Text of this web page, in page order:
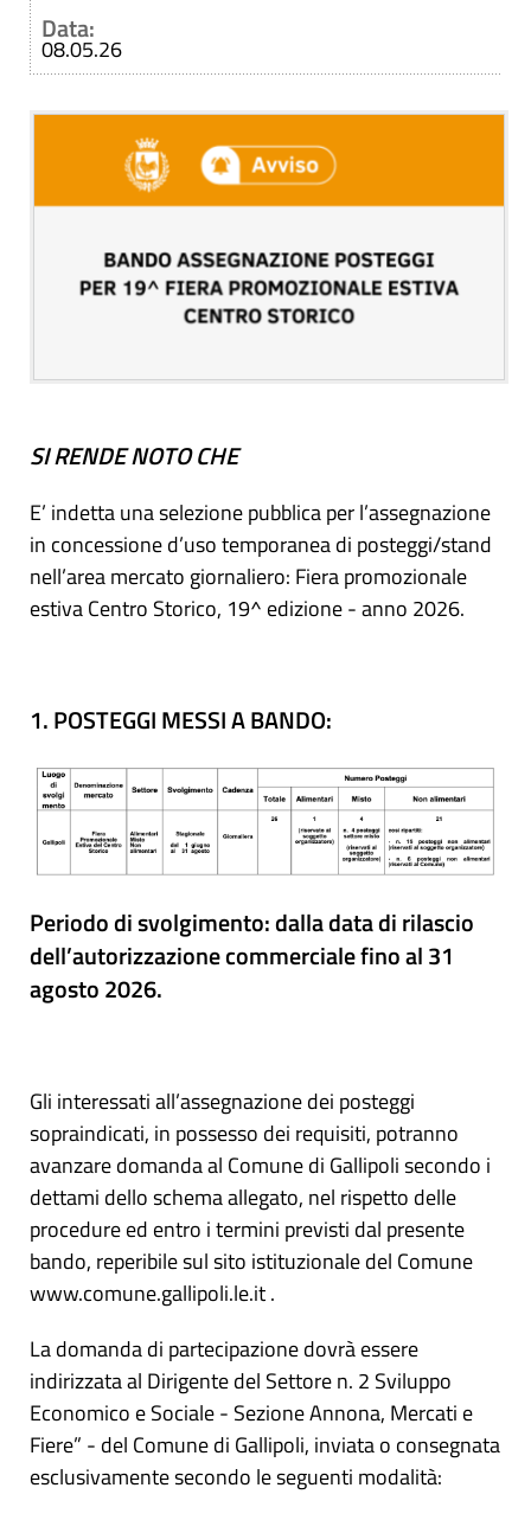
Data:
08.05.26
SI RENDE NOTO CHE
E’ indetta una selezione pubblica per l’assegnazione
in concessione d’uso temporanea di posteggi/stand
nell’area mercato giornaliero: Fiera promozionale
estiva Centro Storico, 19^ edizione - anno 2026.
1. POSTEGGI MESSI A BANDO:
Periodo di svolgimento: dalla data di rilascio
dell’autorizzazione commerciale fino al 31
agosto 2026.
Gli interessati all’assegnazione dei posteggi
sopraindicati, in possesso dei requisiti, potranno
avanzare domanda al Comune di Gallipoli secondo i
dettami dello schema allegato, nel rispetto delle
procedure ed entro i termini previsti dal presente
bando, reperibile sul sito istituzionale del Comune
www.comune.gallipoli.le.it .
La domanda di partecipazione dovrà essere
indirizzata al Dirigente del Settore n. 2 Sviluppo
Economico e Sociale - Sezione Annona, Mercati e
Fiere” - del Comune di Gallipoli, inviata o consegnata
esclusivamente secondo le seguenti modalità: